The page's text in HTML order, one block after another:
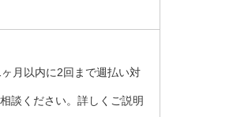
月以内に2回まで週払い対
談ください。詳しくご説明